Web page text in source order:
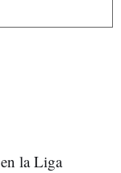
la Liga